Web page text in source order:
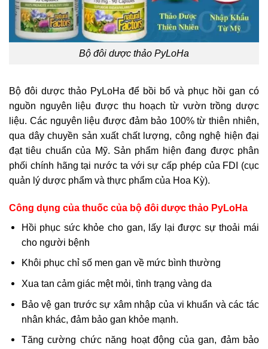
Bộ đôi dược thảo PyLoHa
Bộ đôi dược thảo PyLoHa để bồi bổ và phục hồi gan có
nguồn nguyên liệu được thu hoạch từ vườn trồng dược
liệu. Các nguyên liệu được đảm bảo 100% từ thiên nhiên,
qua dây chuyền sản xuất chất lượng, công nghệ hiện đại
đạt tiêu chuẩn của Mỹ. Sản phẩm hiện đang được phân
phối chính hãng tại nước ta với sự cấp phép của FDI (cục
quản lý dược phẩm và thực phẩm của Hoa Kỳ).
Công dụng của thuốc của bộ đôi dược thảo PyLoHa
Hồi phục sức khỏe cho gan, lấy lại được sự thoải mái
cho người bệnh
Khôi phục chỉ số men gan về mức bình thường
Xua tan cảm giác mệt mỏi, tình trạng vàng da
Bảo vệ gan trước sự xâm nhập của vi khuẩn và các tác
nhân khác, đảm bảo gan khỏe mạnh.
Tăng cường chức năng hoạt động của gan, đảm bảo